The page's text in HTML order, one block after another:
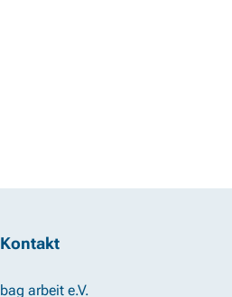
Kontakt
bag arbeit e.V.